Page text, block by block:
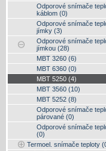
Odporové snímače
káblom (0)
Odporové snímače
jímky (3)
Odporové snímače
jímkou (28)
MBT 3260 (6)
MBT 6360 (0)
MBT 5250 (4)
MBT 3560 (10)
MBT 5252 (8)
Odporové snímače
párované (0)
Odporové snímače
(0)
Termoel. snímače teploty